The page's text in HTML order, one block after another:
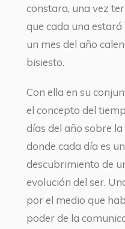
constara, una vez
que cada una
un mes del año
bisiesto.
Con ella en su
el concepto del
días del año sobre
donde cada día es
descubrimiento de
evolución del ser.
por el medio que
poder de la